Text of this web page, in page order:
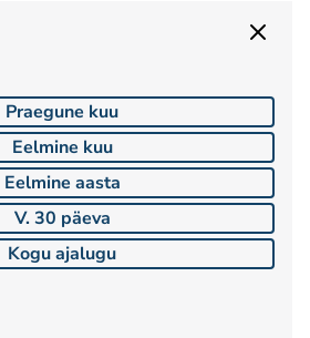
Praegune kuu
Eelmine kuu
Eelmine aasta
V. 30 päeva
Kogu ajalugu